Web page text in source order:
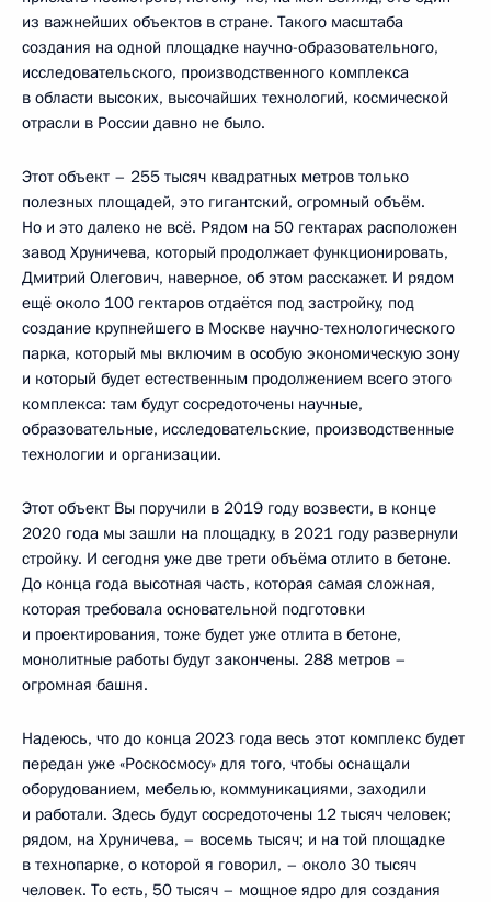
из важнейших объектов в стране. Такого масштаба
создания на одной площадке научно-образовательного,
исследовательского, производственного комплекса
в области высоких, высочайших технологий, космической
отрасли в России давно не было.
Этот объект – 255 тысяч квадратных метров только
полезных площадей, это гигантский, огромный объём.
Но и это далеко не всё. Рядом на 50 гектарах расположен
завод Хруничева, который продолжает функционировать,
Дмитрий Олегович, наверное, об этом расскажет. И рядом
ещё около 100 гектаров отдаётся под застройку, под
создание крупнейшего в Москве научно-технологического
парка, который мы включим в особую экономическую зону
и который будет естественным продолжением всего этого
комплекса: там будут сосредоточены научные,
образовательные, исследовательские, производственные
технологии и организации.
Этот объект Вы поручили в 2019 году возвести, в конце
2020 года мы зашли на площадку, в 2021 году развернули
стройку. И сегодня уже две трети объёма отлито в бетоне.
До конца года высотная часть, которая самая сложная,
которая требовала основательной подготовки
и проектирования, тоже будет уже отлита в бетоне,
монолитные работы будут закончены. 288 метров –
огромная башня.
Надеюсь, что до конца 2023 года весь этот комплекс будет
передан уже «Роскосмосу» для того, чтобы оснащали
оборудованием, мебелью, коммуникациями, заходили
и работали. Здесь будут сосредоточены 12 тысяч человек;
рядом, на Хруничева, – восемь тысяч; и на той площадке
в технопарке, о которой я говорил, – около 30 тысяч
человек. То есть, 50 тысяч – мощное ядро для создания